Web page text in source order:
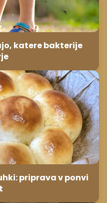
katere bakterije
priprava v ponvi